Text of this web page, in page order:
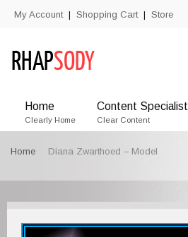
My Account Shopping Cart Store
Home
Clearly Home
Content Specialist
Clear Content
Home Diana Zwarthoed – Model